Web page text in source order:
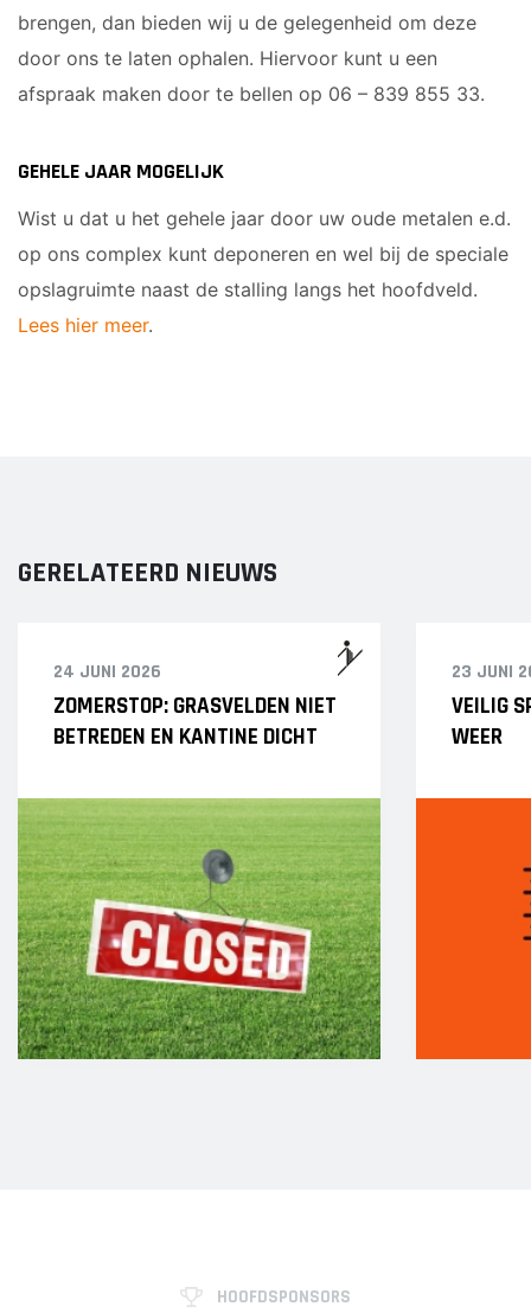
brengen, dan bieden wij u de gelegenheid om deze
door ons te laten ophalen. Hiervoor kunt u een
afspraak maken door te bellen op 06 – 839 855 33.
GEHELE JAAR MOGELIJK
Wist u dat u het gehele jaar door uw oude metalen e.d.
op ons complex kunt deponeren en wel bij de speciale
opslagruimte naast de stalling langs het hoofdveld.
Lees hier meer.
GERELATEERD NIEUWS
24 JUNI 2026
ZOMERSTOP: GRASVELDEN NIET
BETREDEN EN KANTINE DICHT
23 JUNI
VEILIG
WEER
HOOFDSPONSORS